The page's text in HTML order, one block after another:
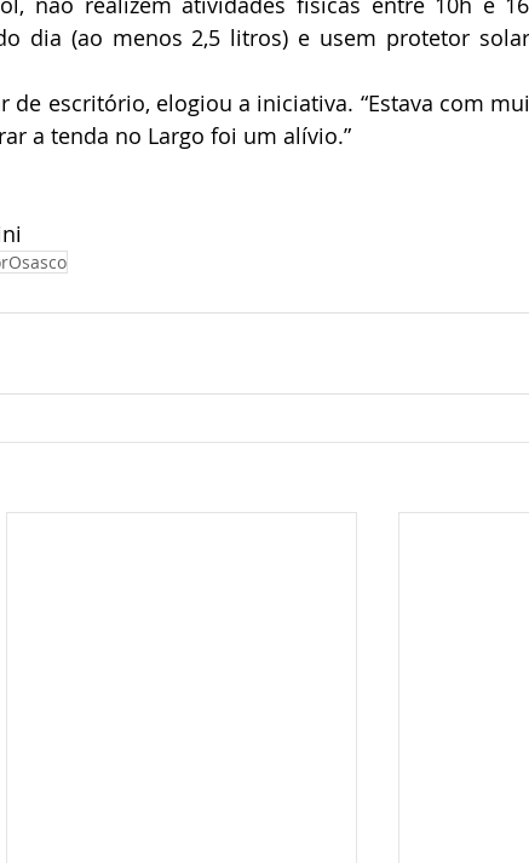
dia (ao menos 2,5 litros) e usem protetor
de escritório, elogiou a iniciativa. “Estava com
a tenda no Largo foi um alívio.”